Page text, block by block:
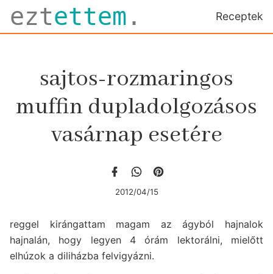
eztettem . Receptek
sajtos-rozmaringos
muffin dupladolgozásos
vasárnap esetére
2012/04/15
reggel kirángattam magam az ágyból hajnalok
hajnalán, hogy legyen 4 órám lektorálni, mielőtt
elhúzok a diliházba felvigyázni.